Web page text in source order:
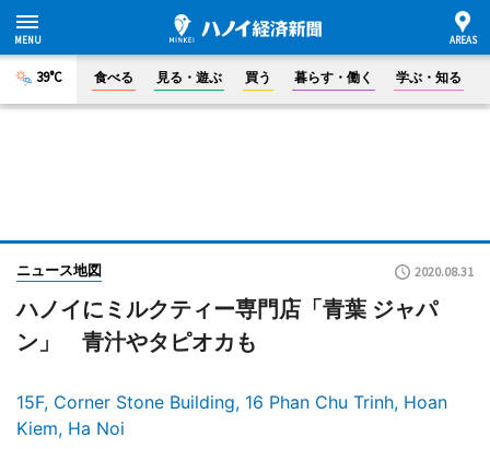
39°C 食べる 見る・遊ぶ 買う 暮らす・働く 学ぶ・知る
ニュース地図 2020.08.31
ハノイにミルクティー専門店「青葉 ジャパ
ン」 青汁やタピオカも
15F, Corner Stone Building, 16 Phan Chu Trinh, Hoan
Kiem, Ha Noi